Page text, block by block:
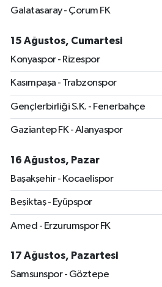
Galatasaray - Çorum FK
15 Ağustos, Cumartesi
Konyaspor - Rizespor
Kasımpaşa - Trabzonspor
Gençlerbirliği S.K. - Fenerbahçe
Gaziantep FK - Alanyaspor
16 Ağustos, Pazar
Başakşehir - Kocaelispor
Beşiktaş - Eyüpspor
Amed - Erzurumspor FK
17 Ağustos, Pazartesi
Samsunspor - Göztepe